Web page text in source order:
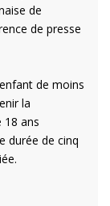
de
de presse
de moins
la
18 ans
durée de cinq